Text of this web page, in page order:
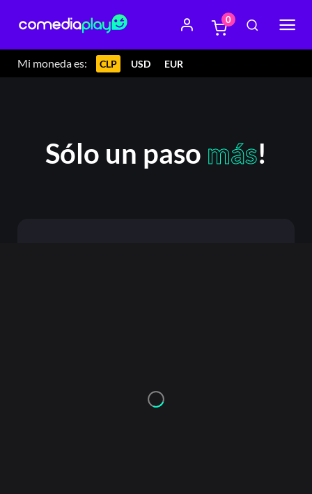
Mi moneda es: CLP USD EUR
0
Sólo un paso más!
Or